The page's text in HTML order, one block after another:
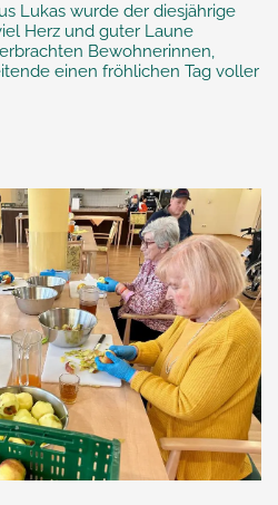
Lukas wurde der diesjährige
Herz und guter Laune
Bewohnerinnen,
einen fröhlichen Tag voller